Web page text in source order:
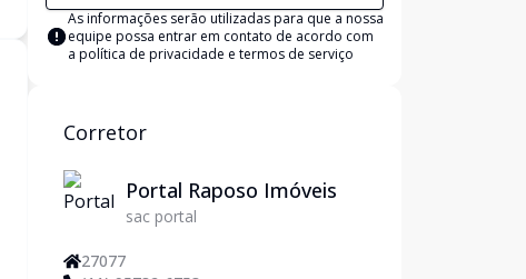
As informações serão utilizadas para que a nossa
equipe possa entrar em contato de acordo com
a política de privacidade e termos de serviço
Corretor
Portal Raposo Imóveis
sac portal
27077